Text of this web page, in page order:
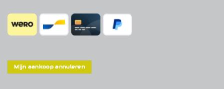
Mijn aankoop annuleren